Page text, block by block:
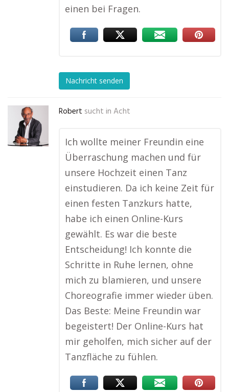
einen bei Fragen.
Nachricht senden
Robert sucht in Acht
Ich wollte meiner Freundin eine
Überraschung machen und für
unsere Hochzeit einen Tanz
einstudieren. Da ich keine Zeit für
einen festen Tanzkurs hatte,
habe ich einen Online-Kurs
gewählt. Es war die beste
Entscheidung! Ich konnte die
Schritte in Ruhe lernen, ohne
mich zu blamieren, und unsere
Choreografie immer wieder üben.
Das Beste: Meine Freundin war
begeistert! Der Online-Kurs hat
mir geholfen, mich sicher auf der
Tanzfläche zu fühlen.